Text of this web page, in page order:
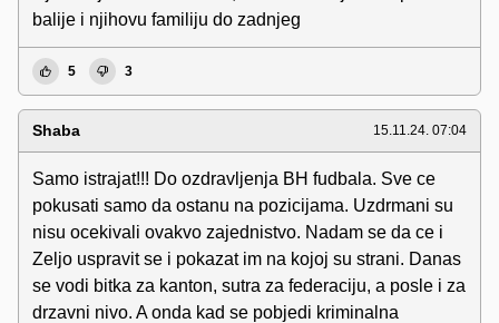
balije i njihovu familiju do zadnjeg
5 3
Shaba 15.11.24. 07:04
Samo istrajat!!! Do ozdravljenja BH fudbala. Sve ce
pokusati samo da ostanu na pozicijama. Uzdrmani su
nisu ocekivali ovakvo zajednistvo. Nadam se da ce i
Zeljo uspravit se i pokazat im na kojoj su strani. Danas
se vodi bitka za kanton, sutra za federaciju, a posle i za
drzavni nivo. A onda kad se pobjedi kriminalna